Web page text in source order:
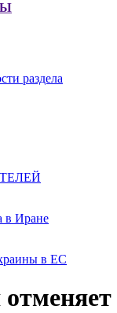
раздела
в Иране
в ЕС